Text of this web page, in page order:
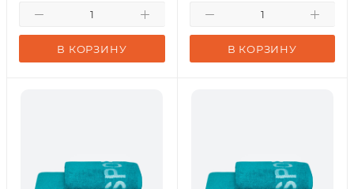
В КОРЗИНУ В КОРЗИНУ